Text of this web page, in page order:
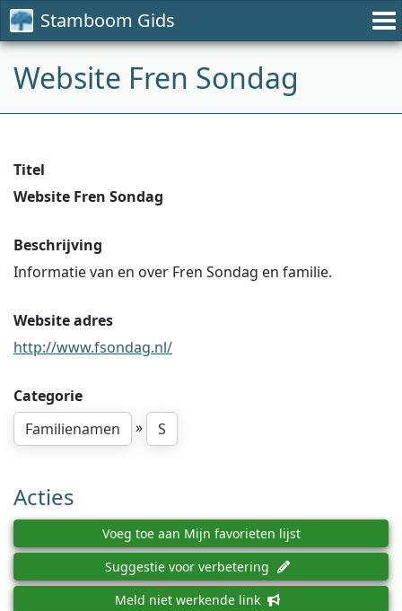
Stamboom Gids
Website Fren Sondag
Titel
Website Fren Sondag
Beschrijving
Informatie van en over Fren Sondag en familie.
Website adres
http://www.fsondag.nl/
Categorie
Familienamen
» S
Acties
Voeg toe aan Mijn favorieten lijst
Suggestie voor verbetering
Meld niet werkende link